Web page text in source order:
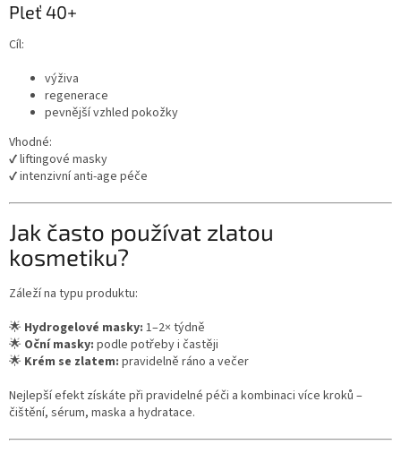
Pleť 40+
Cíl:
výživa
regenerace
pevnější vzhled pokožky
Vhodné:
✔ liftingové masky
✔ intenzivní anti-age péče
Jak často používat zlatou
kosmetiku?
Záleží na typu produktu:
🌟 Hydrogelové masky: 1–2× týdně
🌟 Oční masky: podle potřeby i častěji
🌟 Krém se zlatem: pravidelně ráno a večer
Nejlepší efekt získáte při pravidelné péči a kombinaci více kroků –
čištění, sérum, maska a hydratace.